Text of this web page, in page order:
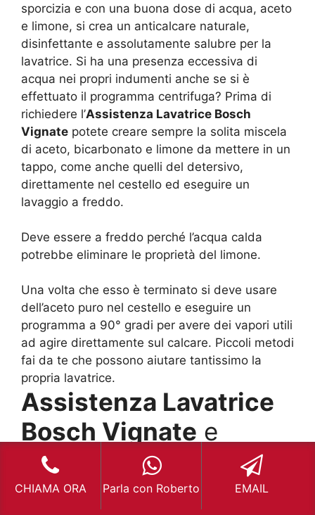
sporcizia e con una buona dose di acqua, aceto
e limone, si crea un anticalcare naturale,
disinfettante e assolutamente salubre per la
lavatrice. Si ha una presenza eccessiva di
acqua nei propri indumenti anche se si è
effettuato il programma centrifuga? Prima di
richiedere l’Assistenza Lavatrice Bosch
Vignate potete creare sempre la solita miscela
di aceto, bicarbonato e limone da mettere in un
tappo, come anche quelli del detersivo,
direttamente nel cestello ed eseguire un
lavaggio a freddo.
Deve essere a freddo perché l’acqua calda
potrebbe eliminare le proprietà del limone.
Una volta che esso è terminato si deve usare
dell’aceto puro nel cestello e eseguire un
programma a 90° gradi per avere dei vapori utili
ad agire direttamente sul calcare. Piccoli metodi
fai da te che possono aiutare tantissimo la
propria lavatrice.
Assistenza Lavatrice
Bosch Vignate e
calcare
Ebbene sì, il calcare è l’elemento maggiormente
CHIAMA ORA Parla con Roberto EMAIL